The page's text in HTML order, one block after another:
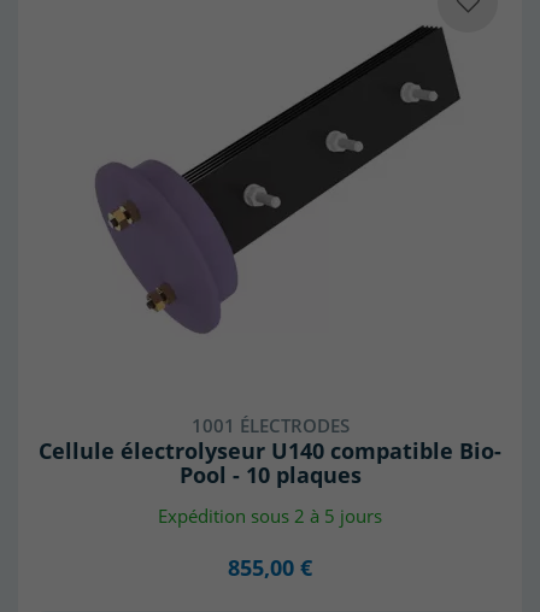
1001 ÉLECTRODES
Cellule électrolyseur U140 compatible Bio-
Pool - 10 plaques
Expédition sous 2 à 5 jours
855,00 €